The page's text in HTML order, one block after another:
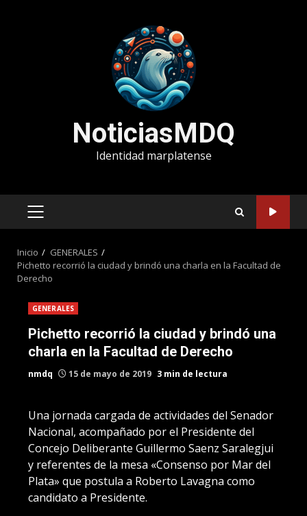
NoticiasMDQ
Identidad marplatense
MENÚ
Inicio
GENERALES
Pichetto recorrió la ciudad y brindó una charla en la Facultad de
Derecho
GENERALES
Pichetto recorrió la ciudad y brindó una
charla en la Facultad de Derecho
nmdq 15 de mayo de 2019 3 min de lectura
Una jornada cargada de actividades del Senador
Nacional, acompañado por el Presidente del
Concejo Deliberante Guillermo Saenz Saralegjui
y referentes de la mesa «Consenso por Mar del
Plata» que postula a Roberto Lavagna como
candidato a Presidente.